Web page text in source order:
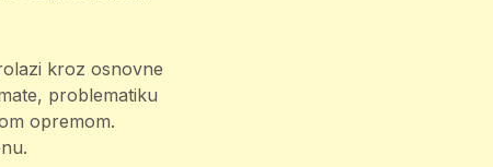
kroz osnovne
problematiku
opremom.